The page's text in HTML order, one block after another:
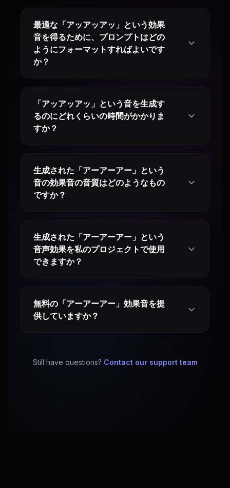
最適な「アッアッアッ」という効果
音を得るために、プロンプトはどの
ようにフォーマットすればよいです
か？
「アッアッアッ」という音を生成す
るのにどれくらいの時間がかかりま
すか？
生成された「アーアーアー」という
音の効果音の音質はどのようなもの
ですか？
生成された「アーアーアー」という
音声効果を私のプロジェクトで使用
できますか？
無料の「アーアーアー」効果音を提
供していますか？
Still have questions? Contact our support team